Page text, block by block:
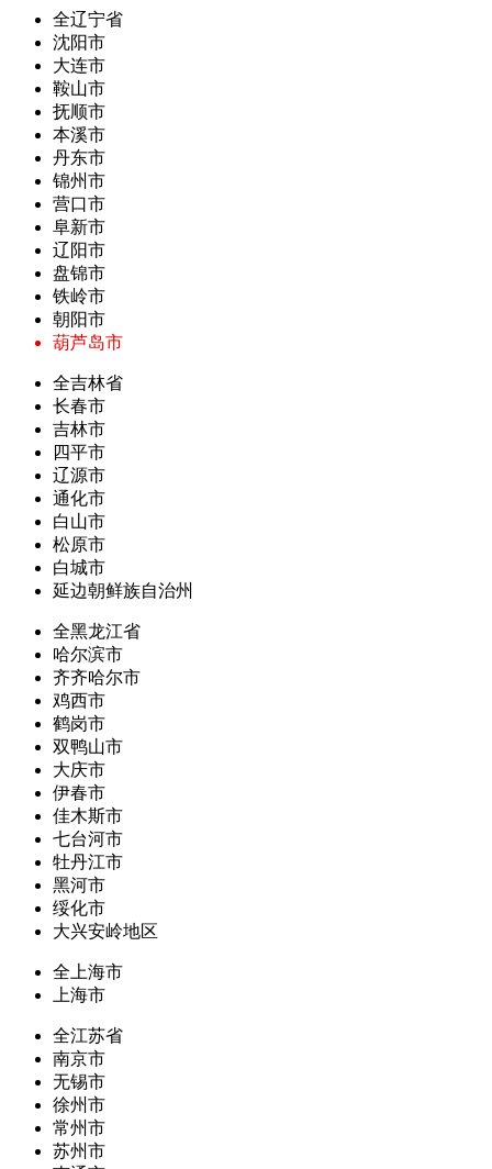
全辽宁省
沈阳市
大连市
鞍山市
抚顺市
本溪市
丹东市
锦州市
营口市
阜新市
辽阳市
盘锦市
铁岭市
朝阳市
葫芦岛市
全吉林省
长春市
吉林市
四平市
辽源市
通化市
白山市
松原市
白城市
延边朝鲜族自治州
全黑龙江省
哈尔滨市
齐齐哈尔市
鸡西市
鹤岗市
双鸭山市
大庆市
伊春市
佳木斯市
七台河市
牡丹江市
黑河市
绥化市
大兴安岭地区
全上海市
上海市
全江苏省
南京市
无锡市
徐州市
常州市
苏州市